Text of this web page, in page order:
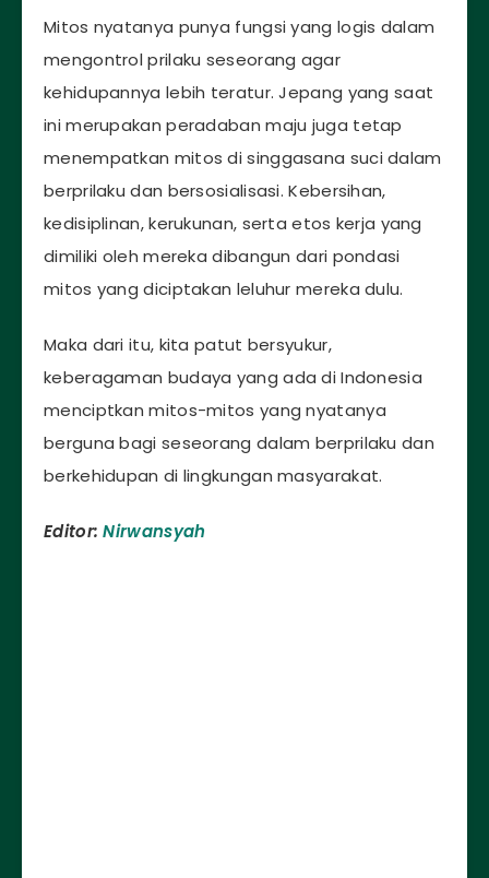
Mitos nyatanya punya fungsi yang logis dalam
mengontrol prilaku seseorang agar
kehidupannya lebih teratur. Jepang yang saat
ini merupakan peradaban maju juga tetap
menempatkan mitos di singgasana suci dalam
berprilaku dan bersosialisasi. Kebersihan,
kedisiplinan, kerukunan, serta etos kerja yang
dimiliki oleh mereka dibangun dari pondasi
mitos yang diciptakan leluhur mereka dulu.
Maka dari itu, kita patut bersyukur,
keberagaman budaya yang ada di Indonesia
menciptkan mitos-mitos yang nyatanya
berguna bagi seseorang dalam berprilaku dan
berkehidupan di lingkungan masyarakat.
Editor:Nirwansyah